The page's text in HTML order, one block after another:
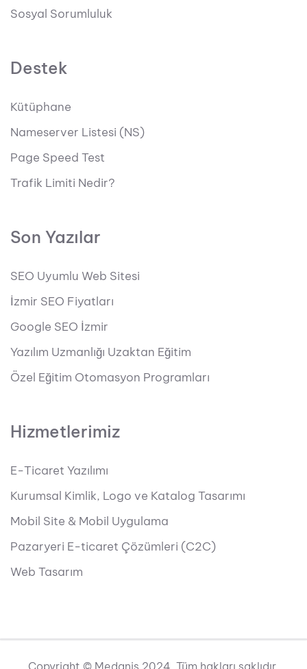
Sosyal Sorumluluk
Destek
Kütüphane
Nameserver Listesi (NS)
Page Speed Test
Trafik Limiti Nedir?
Son Yazılar
SEO Uyumlu Web Sitesi
İzmir SEO Fiyatları
Google SEO İzmir
Yazılım Uzmanlığı Uzaktan Eğitim
Özel Eğitim Otomasyon Programları
Hizmetlerimiz
E-Ticaret Yazılımı
Kurumsal Kimlik, Logo ve Katalog Tasarımı
Mobil Site & Mobil Uygulama
Pazaryeri E-ticaret Çözümleri (C2C)
Web Tasarım
Copyright © Medanis 2024. Tüm hakları saklıdır.